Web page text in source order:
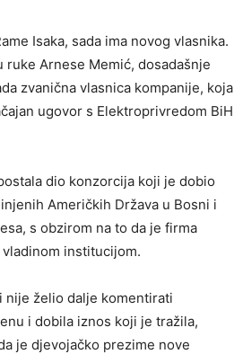
Isaka, sada ima novog vlasnika.
Arnese Memić, dosadašnje
zvanična vlasnica kompanije, koja
ugovor s Elektroprivredom BiH
dio konzorcija koji je dobio
Američkih Država u Bosni i
s obzirom na to da je firma
institucijom.
nije želio dalje komentirati
i dobila iznos koji je tražila,
je djevojačko prezime nove